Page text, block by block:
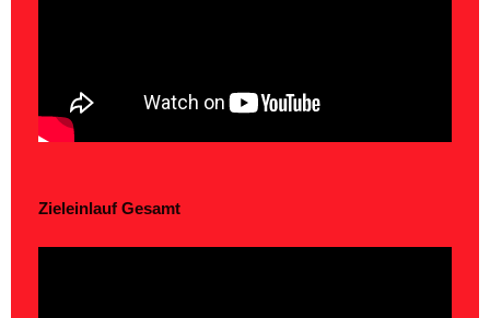
Zieleinlauf Gesamt